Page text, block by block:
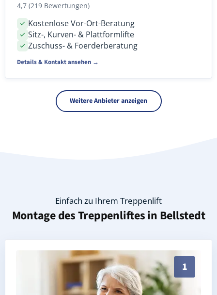
4,7 (219 Bewertungen)
Kostenlose Vor-Ort-Beratung
Sitz-, Kurven- & Plattformlifte
Zuschuss- & Foerderberatung
Details & Kontakt ansehen →
Weitere Anbieter anzeigen
Einfach zu Ihrem Treppenlift
Montage des Treppenliftes in Bellstedt
1
Persönliche Treppenlift-Beratung in Bellstedt 99713